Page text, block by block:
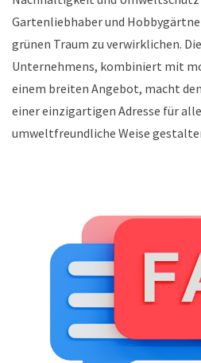
Gartenliebhaber und
grünen Traum zu verwirklichen.
Unternehmens, kombiniert mit
einem breiten Angebot, macht den
einer einzigartigen Adresse für
umweltfreundliche Weise